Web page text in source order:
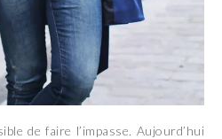
de faire l’impasse. Aujourd’hui